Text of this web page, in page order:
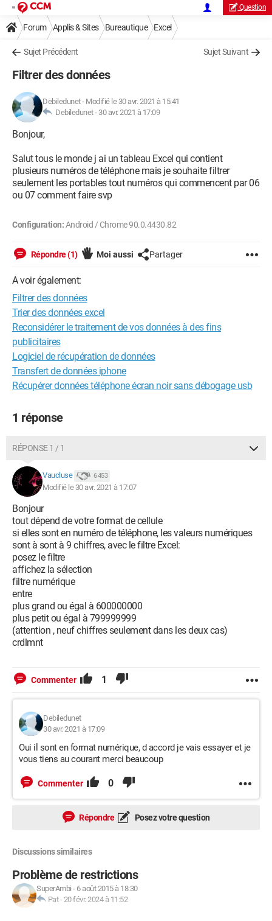
Question
Forum Applis & Sites Bureautique Excel
Sujet Précédent Sujet Suivant
Filtrer des données
Debiledunet- Modifié le 30 avr. 2021 à 15:41
Debiledunet - 30 avr. 2021 à 17:09
Bonjour,
Salut tous le monde j ai un tableau Excel qui contient
plusieurs numéros de téléphone mais je souhaite filtrer
seulement les portables tout numéros qui commencent par 06
ou 07 comment faire svp
Configuration:Android / Chrome 90.0.4430.82
Répondre (1) Moi aussi Partager
A voir également:
Filtrer des données
Trier des données excel
Reconsidérer le traitement de vos données à des fins
publicitaires
Logiciel de récupération de données
Transfert de données iphone
Récupérer données téléphone écran noir sans débogage usb
1 réponse
RÉPONSE 1 / 1
Vaucluse 6 453
Modifié le 30 avr. 2021 à 17:07
Bonjour
tout dépend de votre format de cellule
si elles sont en numéro de téléphone, les valeurs numériques
sont à sont à 9 chiffres, avec le filtre Excel:
posez le filtre
affichez la sélection
filtre numérique
entre
plus grand ou égal à 600000000
plus petit ou égal à 799999999
(attention , neuf chiffres seulement dans les deux cas)
crdlmnt
Commenter 1
Debiledunet
30 avr. 2021 à 17:09
Oui il sont en format numérique, d accord je vais essayer et je
vous tiens au courant merci beaucoup
Commenter 0
Répondre Posez votre question
Discussions similaires
Problème de restrictions
SuperAmbi - 6 août 2015 à 18:30
Pat-20 févr. 2024 à 11:52